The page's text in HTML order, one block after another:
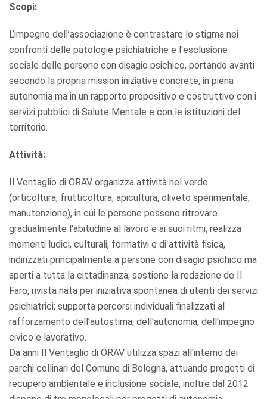
Scopi:
L’impegno dell’associazione è contrastare lo stigma nei
confronti delle patologie psichiatriche e l'esclusione
sociale delle persone con disagio psichico, portando avanti
secondo la propria mission iniziative concrete, in piena
autonomia ma in un rapporto propositivo e costruttivo con i
servizi pubblici di Salute Mentale e con le istituzioni del
territorio.
Attività:
Il Ventaglio di ORAV organizza attività nel verde
(orticoltura, frutticoltura, apicultura, oliveto sperimentale,
manutenzione), in cui le persone possono ritrovare
gradualmente l'abitudine al lavoro e ai suoi ritmi; realizza
momenti ludici, culturali, formativi e di attività fisica,
indirizzati principalmente a persone con disagio psichico ma
aperti a tutta la cittadinanza; sostiene la redazione de Il
Faro, rivista nata per iniziativa spontanea di utenti dei servizi
psichiatrici; supporta percorsi individuali finalizzati al
rafforzamento dell’autostima, dell'autonomia, dell'impegno
civico e lavorativo.
Da anni Il Ventaglio di ORAV utilizza spazi all'interno dei
parchi collinari del Comune di Bologna, attuando progetti di
recupero ambientale e inclusione sociale, inoltre dal 2012